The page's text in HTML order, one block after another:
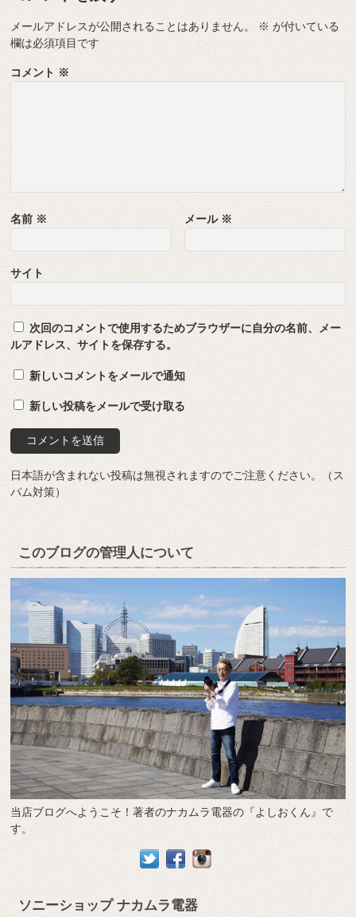
メールアドレスが公開されることはありません。 ※ が付いている
欄は必須項目です
コメント ※
名前 ※ メール ※
サイト
次回のコメントで使用するためブラウザーに自分の名前、メー
ルアドレス、サイトを保存する。
新しいコメントをメールで通知
新しい投稿をメールで受け取る
日本語が含まれない投稿は無視されますのでご注意ください。（ス
パム対策）
このブログの管理人について
当店ブログへようこそ！著者のナカムラ電器の『よしおくん』で
す。
ソニーショップ ナカムラ電器